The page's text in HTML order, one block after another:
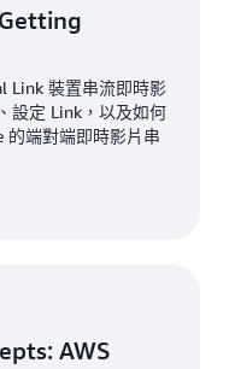
Link 裝置串流即時影
設定 Link，以及如何
的端對端即時影片串
AWS